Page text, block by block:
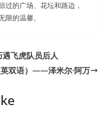
过的广场、花坛和路边，
限的温馨。
飞虎队员后人
双语）——泽米尔·阿万